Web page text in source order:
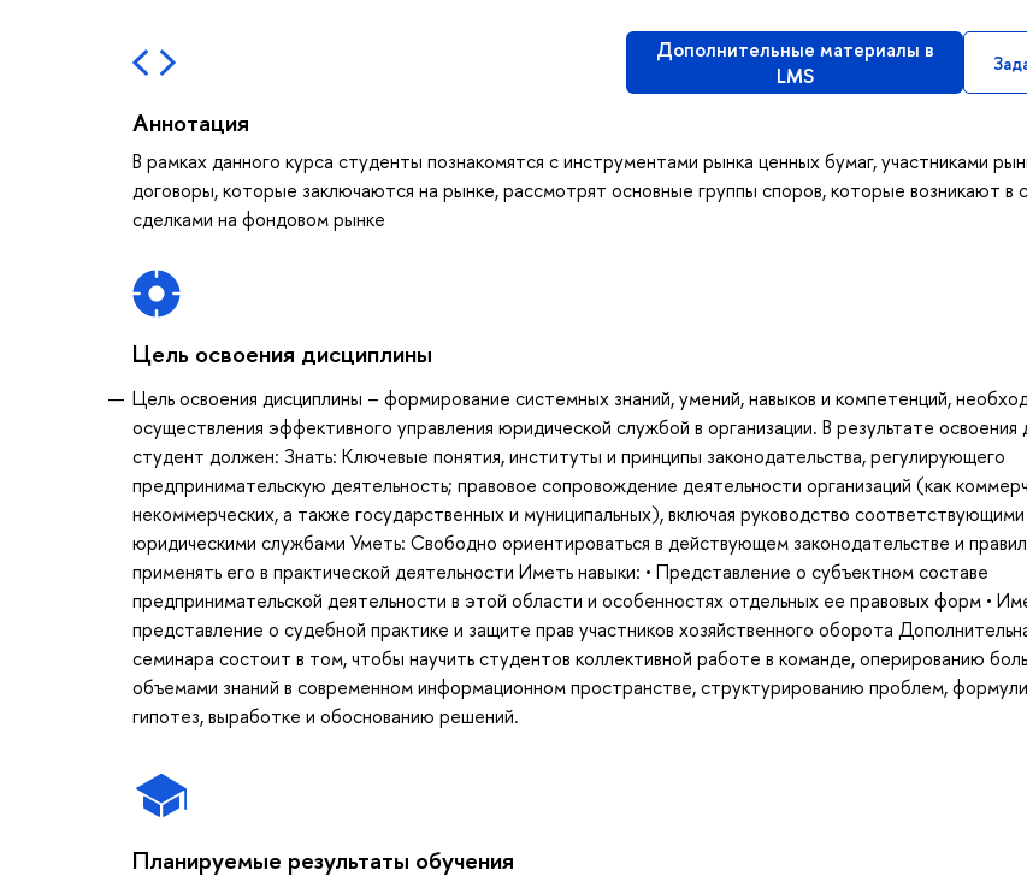
Дополнительные материалы в
LMS
Аннотация
В рамках данного курса студенты познакомятся с инструментами рынка ценных бумаг, участниками
договоры, которые заключаются на рынке, рассмотрят основные группы споров, которые возникают в
сделками на фондовом рынке
Цель освоения дисциплины
Цель освоения дисциплины – формирование системных знаний, умений, навыков и компетенций,
осуществления эффективного управления юридической службой в организации. В результате освоения
студент должен: Знать: Ключевые понятия, институты и принципы законодательства, регулирующего
предпринимательскую деятельность; правовое сопровождение деятельности организаций (как
некоммерческих, а также государственных и муниципальных), включая руководство соответствующими
юридическими службами Уметь: Свободно ориентироваться в действующем законодательстве и
применять его в практической деятельности Иметь навыки: • Представление о субъектном составе
предпринимательской деятельности в этой области и особенностях отдельных ее правовых форм •
представление о судебной практике и защите прав участников хозяйственного оборота
семинара состоит в том, чтобы научить студентов коллективной работе в команде, оперированию
объемами знаний в современном информационном пространстве, структурированию проблем,
гипотез, выработке и обоснованию решений.
Планируемые результаты обучения